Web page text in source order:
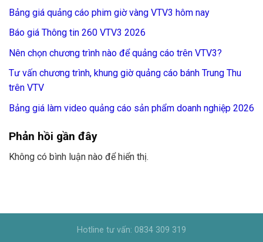
Bảng giá quảng cáo phim giờ vàng VTV3 hôm nay
Báo giá Thông tin 260 VTV3 2026
Nên chọn chương trình nào để quảng cáo trên VTV3?
Tư vấn chương trình, khung giờ quảng cáo bánh Trung Thu
trên VTV
Bảng giá làm video quảng cáo sản phẩm doanh nghiệp 2026
Phản hồi gần đây
Không có bình luận nào để hiển thị.
Hotline tư vấn: 0834 309 319